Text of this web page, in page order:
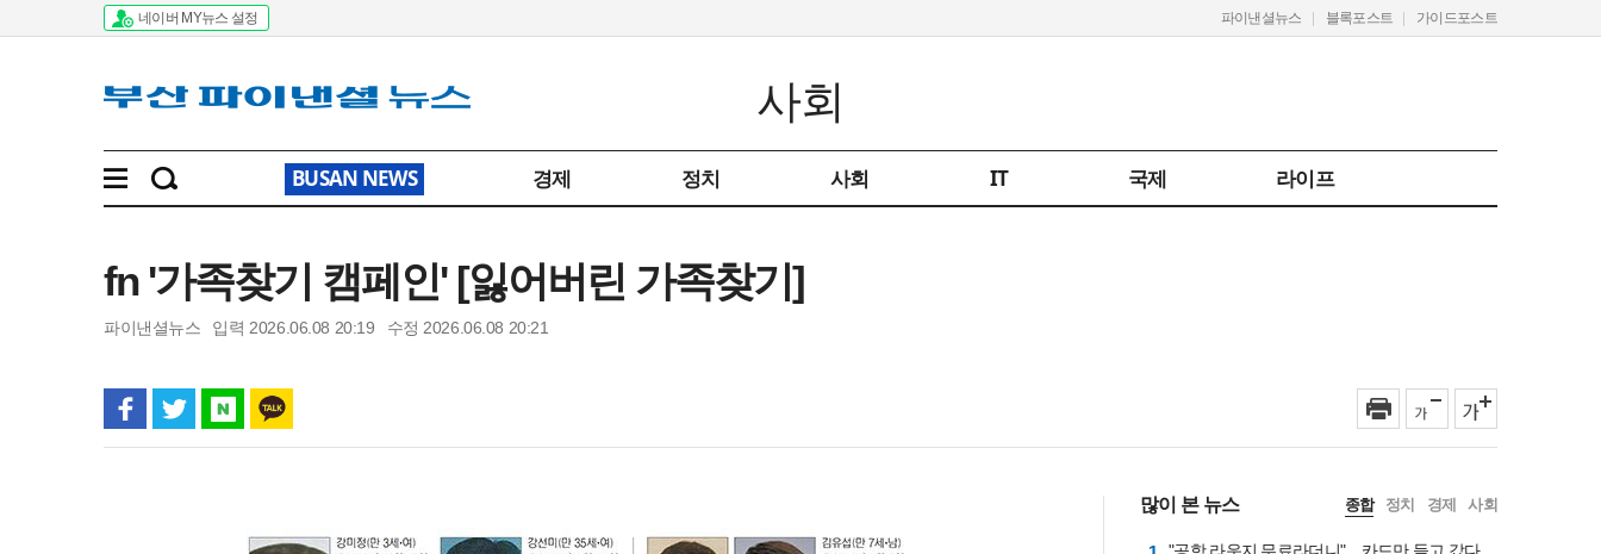
네이버 MY뉴스 설정 파이낸셜뉴스 블록포스트 가이드포스트
사회
BUSAN NEWS 경제 정치 사회 IT 국제 라이프
fn '가족찾기 캠페인' [잃어버린 가족찾기]
파이낸셜뉴스 입력 2026.06.08 20:19 수정 2026.06.08 20:21
많이 본 뉴스 종합 정치 경제 사회